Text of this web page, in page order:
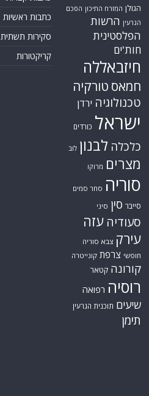
הגולן המזרח התיכון הסכם
הגרעין הרשות
הפלסטינית
חות'ים
חיזבאללה
חמאס טורקיה
טכנולוגיה ירדן
ישראל כורדים
כלכלה לבנון לוב
מצרים מרוקו
סוריה סחר סמים
סייבר סין סיני
סעודיה עזה
עירק צבא סוריה
חופשי צרפת קונייטרה
קורונה קטאר
רוסיה רפואה
שיעים תוכנית הגרעין
תימן
כתבות ראשיות
סקירות תשתית
קריקטורות